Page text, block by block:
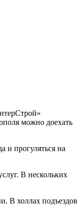
можно доехать
и прогуляться на
В нескольких
В холлах подъездов